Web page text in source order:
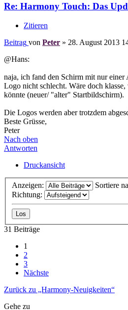
Re: Harmony Touch: Das
Zitieren
Beitrag von Peter » 28. August 2013
@Hans:
naja, ich fand den Schirm mit nur
Logo nicht schlecht. Wäre doch klasse,
könnte (neuer/ "alter" Startbildschirm).
Die Logos werden aber trotzdem
Beste Grüsse,
Peter
Nach oben
Antworten
Druckansicht
Anzeigen:
Sortiere
Richtung:
31 Beiträge
1
2
3
Nächste
Zurück zu „Harmony-Neuigkeiten“
Gehe zu